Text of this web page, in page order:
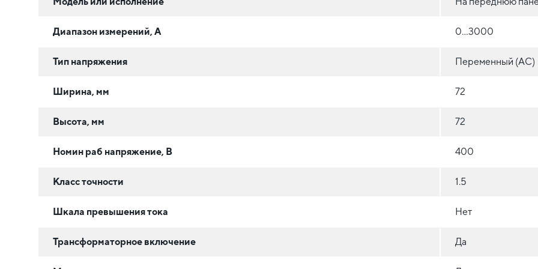
Диапазон измерений, А 0...3000
Тип напряжения Переменный (AC)
Ширина, мм 72
Высота, мм 72
Номин раб напряжение, В 400
Класс точности 1.5
Шкала превышения тока Нет
Трансформаторное включение Да